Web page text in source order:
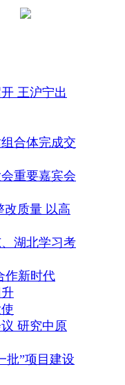
王沪宁出
合体完成交
重要嘉宾会
改质量 以高
湖北学习考
作新时代
研究中原
批”项目建设